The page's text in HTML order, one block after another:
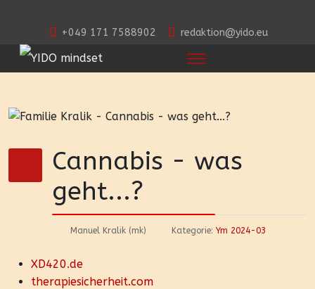
+049 171 7588902 redaktion@yido.eu
Cannabis - was
geht...?
Manuel Kralik (mk) Kategorie: Ym 2024-03
XD420.de
therapiesicherheit.com